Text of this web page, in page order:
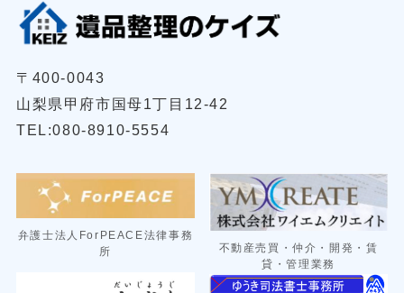
〒400-0043
山梨県甲府市国母1丁目12-42
TEL:080-8910-5554
弁護士法人ForPEACE法律事務
所
不動産売買・仲介・開発・賃
貸・管理業務